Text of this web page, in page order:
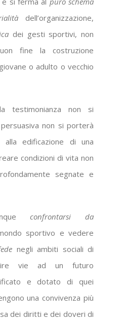
dell’organizzazione,
dei gesti sportivi, non
fine la costruzione
o adulto o vecchio
testimonianza non si
non si porterà
edificazione di una
condizioni di vita non
segnate e
confrontarsi da
sportivo e vedere
negli ambiti sociali di
vie ad un futuro
e dotato di quei
una convivenza più
dei diritti e dei doveri di